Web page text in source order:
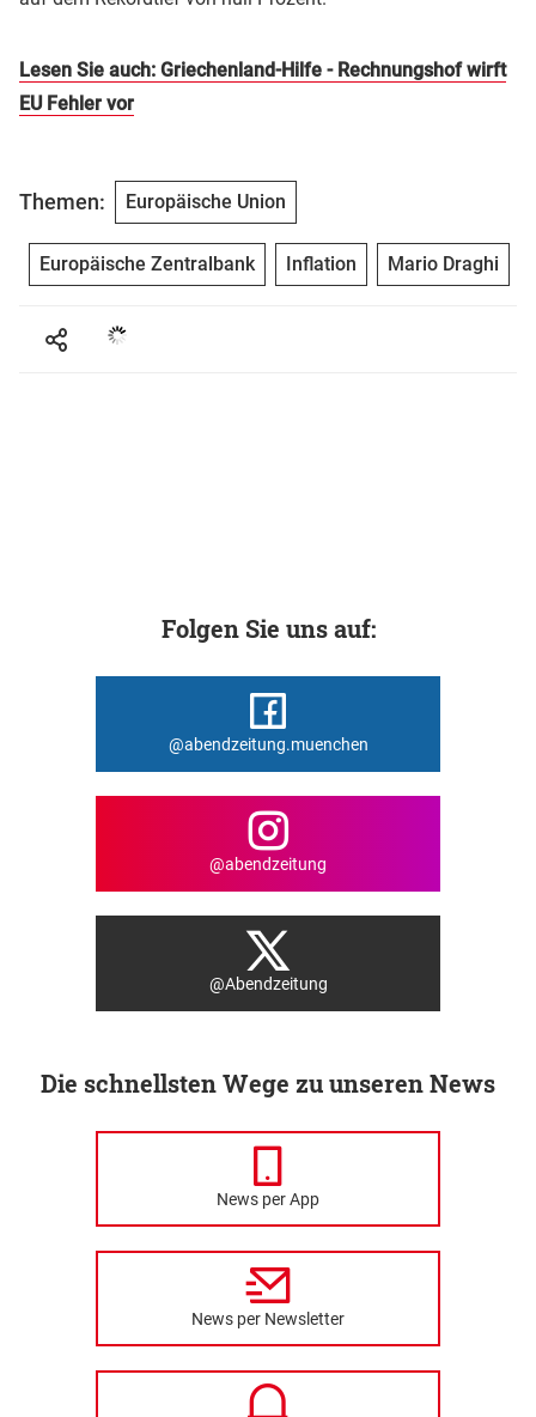
Lesen Sie auch: Griechenland-Hilfe - Rechnungshof wirft
EU Fehler vor
Themen: Europäische Union
Europäische Zentralbank Inflation Mario Draghi
Folgen Sie uns auf:
@abendzeitung.muenchen
@abendzeitung
@Abendzeitung
Die schnellsten Wege zu unseren News
News per App
News per Newsletter